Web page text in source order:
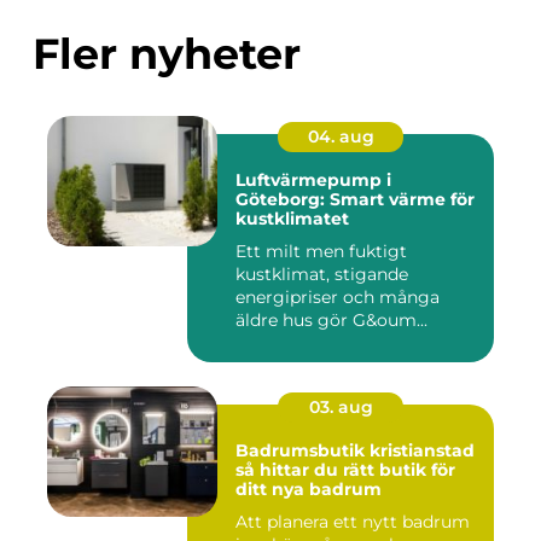
Fler nyheter
04. aug
Luftvärmepump i
Göteborg: Smart värme för
kustklimatet
Ett milt men fuktigt
kustklimat, stigande
energipriser och många
äldre hus gör G&oum...
03. aug
Badrumsbutik kristianstad
så hittar du rätt butik för
ditt nya badrum
Att planera ett nytt badrum